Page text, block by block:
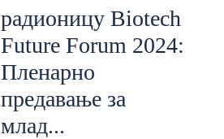
радионицу Biotech
Future Forum 2024:
Пленарно
предавање за
млад...